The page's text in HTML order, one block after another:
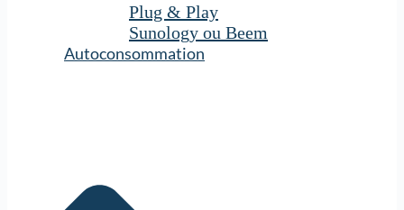
Plug & Play
Sunology ou Beem
Autoconsommation